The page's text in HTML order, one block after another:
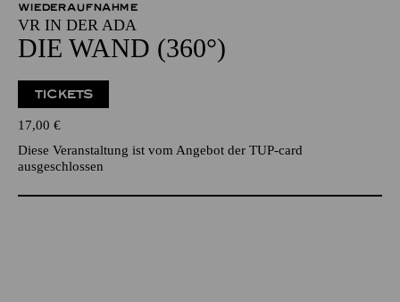
WIEDERAUFNAHME
VR IN DER ADA
DIE WAND (360°)
TICKETS
17,00 €
Diese Veranstaltung ist vom Angebot der TUP-card
ausgeschlossen